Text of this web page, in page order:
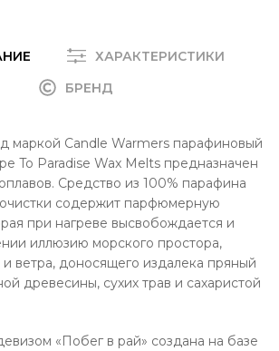
ХАРАКТЕРИСТИКИ
БРЕНД
маркой Candle Warmers парафиновый
To Paradise Wax Melts предназначен
Средство из 100% парафина
содержит парфюмерную
при нагреве высвобождается и
иллюзию морского простора,
и ветра, доносящего издалека пряный
древесины, сухих трав и сахаристой
«Побег в рай» создана на базе